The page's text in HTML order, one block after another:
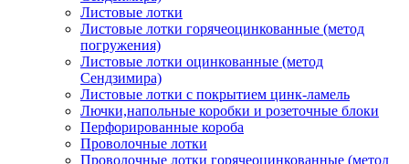
Листовые лотки
Листовые лотки горячеоцинкованные (метод
погружения)
Листовые лотки оцинкованные (метод
Сендзимира)
Листовые лотки с покрытием цинк-ламель
Лючки,напольные коробки и розеточные блоки
Перфорированные короба
Проволочные лотки
Проволочные лотки горячеоцинкованные (метод